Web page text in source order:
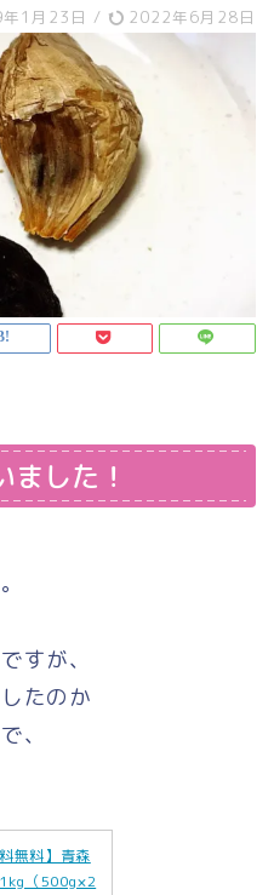
1月23日 / 2022年6月28日
した！
すが、
たのか
、
無料】青森
（500g×2